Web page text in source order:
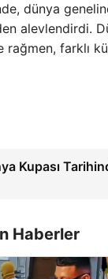
dünya
alevlendirdi.
rağmen, farklı
Kupası
Haberler